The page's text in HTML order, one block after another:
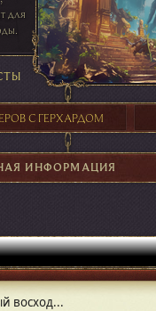
для
С ГЕРХАРДОМ
ИНФОРМАЦИЯ
восход...